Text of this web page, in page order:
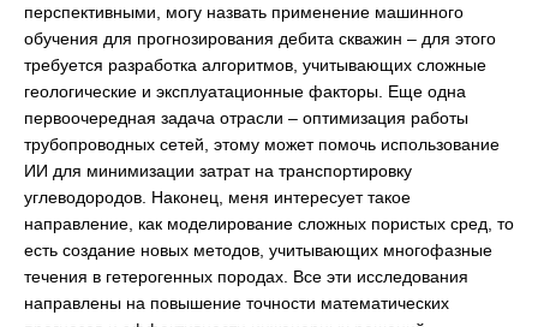
перспективными, могу назвать применение машинного
обучения для прогнозирования дебита скважин – для этого
требуется разработка алгоритмов, учитывающих сложные
геологические и эксплуатационные факторы. Еще одна
первоочередная задача отрасли – оптимизация работы
трубопроводных сетей, этому может помочь использование
ИИ для минимизации затрат на транспортировку
углеводородов. Наконец, меня интересует такое
направление, как моделирование сложных пористых сред, то
есть создание новых методов, учитывающих многофазные
течения в гетерогенных породах. Все эти исследования
направлены на повышение точности математических